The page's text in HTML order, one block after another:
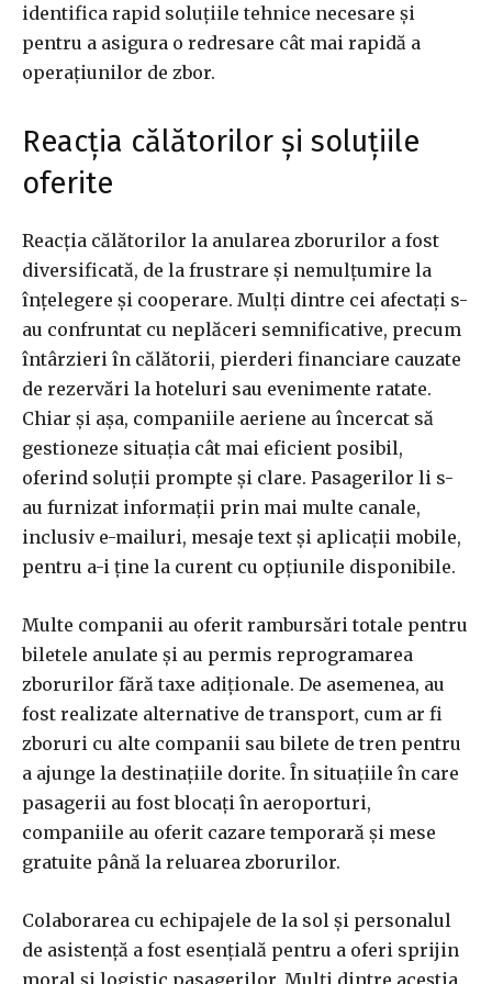
identifica rapid soluțiile tehnice necesare și
pentru a asigura o redresare cât mai rapidă a
operațiunilor de zbor.
Reacția călătorilor și soluțiile
oferite
Reacția călătorilor la anularea zborurilor a fost
diversificată, de la frustrare și nemulțumire la
înțelegere și cooperare. Mulți dintre cei afectați s-
au confruntat cu neplăceri semnificative, precum
întârzieri în călătorii, pierderi financiare cauzate
de rezervări la hoteluri sau evenimente ratate.
Chiar și așa, companiile aeriene au încercat să
gestioneze situația cât mai eficient posibil,
oferind soluții prompte și clare. Pasagerilor li s-
au furnizat informații prin mai multe canale,
inclusiv e-mailuri, mesaje text și aplicații mobile,
pentru a-i ține la curent cu opțiunile disponibile.
Multe companii au oferit rambursări totale pentru
biletele anulate și au permis reprogramarea
zborurilor fără taxe adiționale. De asemenea, au
fost realizate alternative de transport, cum ar fi
zboruri cu alte companii sau bilete de tren pentru
a ajunge la destinațiile dorite. În situațiile în care
pasagerii au fost blocați în aeroporturi,
companiile au oferit cazare temporară și mese
gratuite până la reluarea zborurilor.
Colaborarea cu echipajele de la sol și personalul
de asistență a fost esențială pentru a oferi sprijin